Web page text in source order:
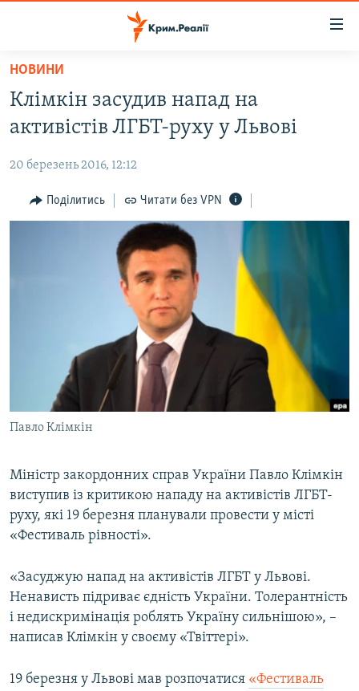
Перейти
основного
матеріалу
до
навігації
Перейти
ПОЛІТИКА
БЛОГИ
ВІДЕОУРОКИ «ELIFBE»
СВІДЧЕННЯ ОКУПАЦІЇ
УКРАЇНСЬКА ПРОБЛЕМА КРИМУ
ЯК ОБІЙТИ БЛОКУВАННЯ
Русский
Qırımtatar
Усі сайти RFE/RL
НОВИНИ
Клімкін засудив напад на
активістів ЛГБТ-руху у Львові
20 березень 2016, 12:12
Поділитись Читати без VPN
Павло Клімкін
Міністр закордонних справ України Павло Клімкін
виступив із критикою нападу на активістів ЛГБТ-
руху, які 19 березня планували провести у місті
«Фестиваль рівності».
«Засуджую напад на активістів ЛГБТ у Львові.
Ненависть підриває єдність України. Толерантність
і недискримінація роблять Україну сильнішою», –
написав Клімкін у своєму «Твіттері».
19 березня у Львові мав розпочатися «Фестиваль